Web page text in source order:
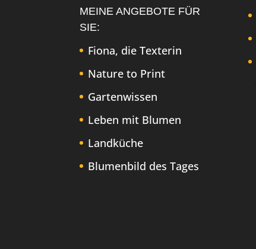
MEINE ANGEBOTE FÜR
SIE:
Fiona, die Texterin
Nature to Print
Gartenwissen
Leben mit Blumen
Landküche
Blumenbild des Tages